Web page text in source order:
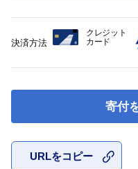
寄付
URLをコピー
決済方法
クレジット
カード